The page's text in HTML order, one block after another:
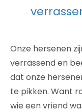
Onze hersenen
verrassend en
dat onze
te pikken. Want
wie een vriend